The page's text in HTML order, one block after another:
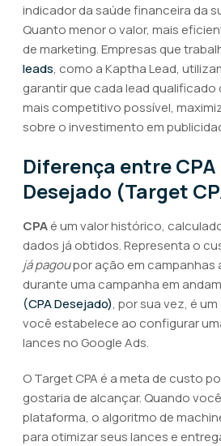
indicador da saúde financeira da
Quanto menor o valor, mais
de marketing. Empresas que
leads, como a Kaptha Lead,
garantir que cada lead
mais competitivo possível,
sobre o investimento em
Diferença entre CPA
Desejado (Target
CPAé um valor histórico,
dados já obtidos. Representa o
já pagoupor ação em campanhas
durante uma campanha em
(CPA Desejado), por sua vez, é
você estabelece ao configurar
lances no Google Ads.
O Target CPA é a meta de custo
gostaria de alcançar. Quando
plataforma, o algoritmo de
para otimizar seus lances e